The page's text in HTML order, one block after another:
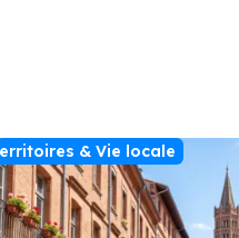
& Vie locale